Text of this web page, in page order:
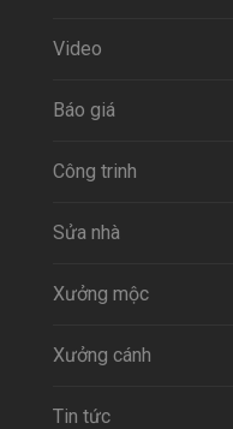
Video
Báo giá
Công trinh
Sửa nhà
Xưởng mộc
Xưởng cánh
Tin tức